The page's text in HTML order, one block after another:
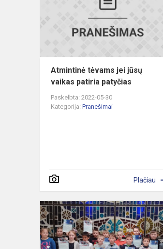
Atmintinė tėvams jei jūsų
vaikas patiria patyčias
Paskelbta: 2022-05-30
Kategorija: Pranešimai
Plačiau